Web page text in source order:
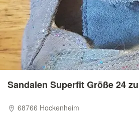
Sandalen Superfit Größe 24
68766 Hockenheim